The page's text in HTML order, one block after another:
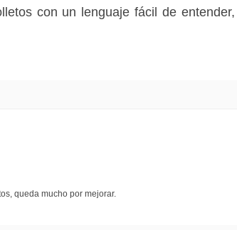
con un lenguaje fácil de
queda mucho por mejorar.